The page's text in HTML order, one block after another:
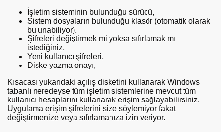
İşletim sisteminin bulunduğu sürücü,
Sistem dosyaların bulunduğu klasör (otomatik olarak
bulunabiliyor),
Şifreleri değiştirmek mi yoksa sıfırlamak mı
istediğiniz,
Yeni kullanıcı şifreleri,
Diske yazma onayı,
Kısacası yukarıdaki açılış disketini kullanarak Windows
tabanlı neredeyse tüm işletim sistemlerine mevcut tüm
kullanıcı hesaplarını kullanarak erişim sağlayabilirsiniz.
Uygulama erişim şifrelerini size söylemiyor fakat
değiştirmenize veya sıfırlamanıza izin veriyor.
Nasıl bedava premium alınır?